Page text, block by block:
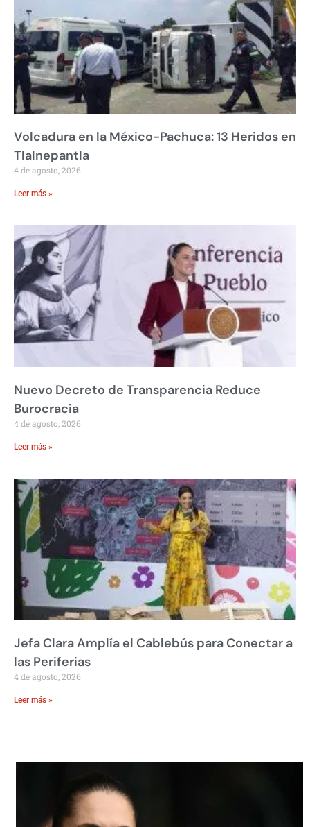
Volcadura en la México-Pachuca: 13 Heridos en
Tlalnepantla
4 de agosto, 2026
Leer más »
Nuevo Decreto de Transparencia Reduce
Burocracia
4 de agosto, 2026
Leer más »
Jefa Clara Amplía el Cablebús para Conectar a
las Periferias
4 de agosto, 2026
Leer más »